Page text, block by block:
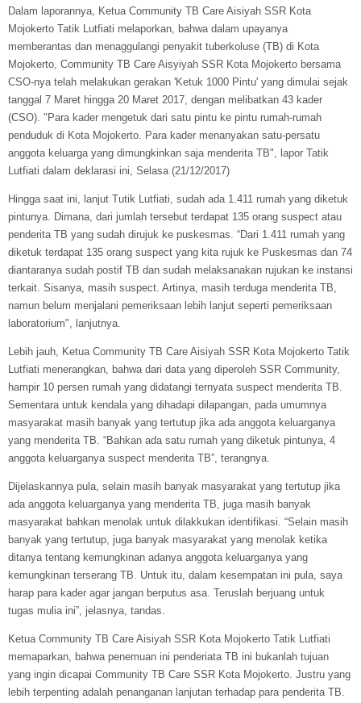
Dalam laporannya, Ketua Community TB Care Aisiyah SSR Kota
Mojokerto Tatik Lutfiati melaporkan, bahwa dalam upayanya
memberantas dan menaggulangi penyakit tuberkoluse (TB) di Kota
Mojokerto, Community TB Care Aisyiyah SSR Kota Mojokerto bersama
CSO-nya telah melakukan gerakan 'Ketuk 1000 Pintu' yang dimulai sejak
tanggal 7 Maret hingga 20 Maret 2017, dengan melibatkan 43 kader
(CSO). "Para kader mengetuk dari satu pintu ke pintu rumah-rumah
penduduk di Kota Mojokerto. Para kader menanyakan satu-persatu
anggota keluarga yang dimungkinkan saja menderita TB", lapor Tatik
Lutfiati dalam deklarasi ini, Selasa (21/12/2017)
Hingga saat ini, lanjut Tutik Lutfiati, sudah ada 1.411 rumah yang diketuk
pintunya. Dimana, dari jumlah tersebut terdapat 135 orang suspect atau
penderita TB yang sudah dirujuk ke puskesmas. “Dari 1.411 rumah yang
diketuk terdapat 135 orang suspect yang kita rujuk ke Puskesmas dan 74
diantaranya sudah postif TB dan sudah melaksanakan rujukan ke instansi
terkait. Sisanya, masih suspect. Artinya, masih terduga menderita TB,
namun belum menjalani pemeriksaan lebih lanjut seperti pemeriksaan
laboratorium", lanjutnya.
Lebih jauh, Ketua Community TB Care Aisiyah SSR Kota Mojokerto Tatik
Lutfiati menerangkan, bahwa dari data yang diperoleh SSR Community,
hampir 10 persen rumah yang didatangi ternyata suspect menderita TB.
Sementara untuk kendala yang dihadapi dilapangan, pada umumnya
masyarakat masih banyak yang tertutup jika ada anggota keluarganya
yang menderita TB. “Bahkan ada satu rumah yang diketuk pintunya, 4
anggota keluarganya suspect menderita TB”, terangnya.
Dijelaskannya pula, selain masih banyak masyarakat yang tertutup jika
ada anggota keluarganya yang menderita TB, juga masih banyak
masyarakat bahkan menolak untuk dilakkukan identifikasi. “Selain masih
banyak yang tertutup, juga banyak masyarakat yang menolak ketika
ditanya tentang kemungkinan adanya anggota keluarganya yang
kemungkinan terserang TB. Untuk itu, dalam kesempatan ini pula, saya
harap para kader agar jangan berputus asa. Teruslah berjuang untuk
tugas mulia ini”, jelasnya, tandas.
Ketua Community TB Care Aisiyah SSR Kota Mojokerto Tatik Lutfiati
memaparkan, bahwa penemuan ini penderiata TB ini bukanlah tujuan
yang ingin dicapai Community TB Care SSR Kota Mojokerto. Justru yang
lebih terpenting adalah penanganan lanjutan terhadap para penderita TB.